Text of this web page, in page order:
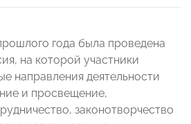
года была проведена
на которой участники
направления деятельности
и просвещение,
законотворчество